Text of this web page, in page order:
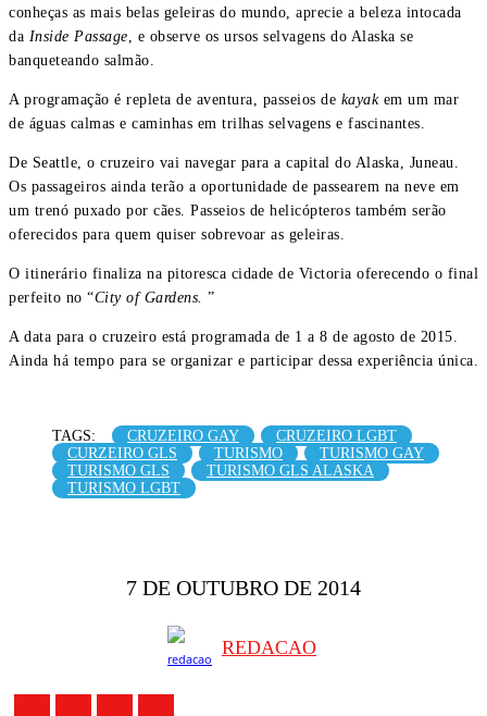
conheças as mais belas geleiras do mundo, aprecie a beleza intocada
da Inside Passage, e observe os ursos selvagens do Alaska se
banqueteando salmão.
A programação é repleta de aventura, passeios de kayakem um mar
de águas calmas e caminhas em trilhas selvagens e fascinantes.
De Seattle, o cruzeiro vai navegar para a capital do Alaska, Juneau.
Os passageiros ainda terão a oportunidade de passearem na neve em
um trenó puxado por cães. Passeios de helicópteros também serão
oferecidos para quem quiser sobrevoar as geleiras.
O itinerário finaliza na pitoresca cidade de Victoria oferecendo o final
perfeito no “City of Gardens. ”
A data para o cruzeiro está programada de 1 a 8 de agosto de 2015.
Ainda há tempo para se organizar e participar dessa experiência única.
TAGS: CRUZEIRO GAY
CRUZEIRO LGBT
CURZEIRO GLS
TURISMO
TURISMO GAY
TURISMO GLS
TURISMO GLS ALASKA
TURISMO LGBT
7 DE OUTUBRO DE 2014
REDACAO